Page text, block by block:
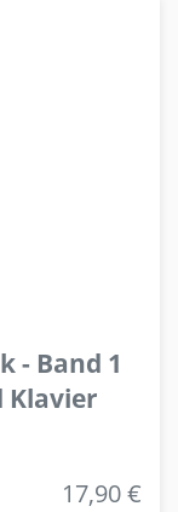
- Band 1
Klavier
17,90 €